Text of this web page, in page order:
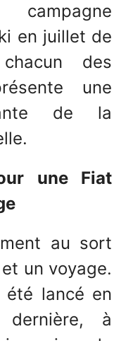
en juillet de
des
une
de la
une Fiat
au sort
un voyage.
lancé en
dernière, à